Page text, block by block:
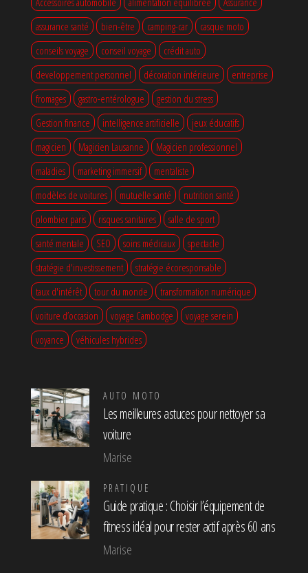
assurance santé
bien-être camping-car
casque moto
conseils voyage
conseil voyage
crédit auto
developpement personnel
décoration intérieure
entreprise
fromages
gastro-entérologue
gestion du stress
Gestion finance
intelligence artificielle
jeux éducatifs
magicien
Magicien Lausanne
Magicien professionnel
maladies
marketing immersif
mentaliste
modèles de voitures
mutuelle santé
nutrition santé
plombier paris
risques sanitaires
salle de sport
santé mentale
SEO soins médicaux
spectacle
stratégie d'investissement
stratégie écoresponsable
taux d'intérêt
tour du monde
transformation numérique
voiture d’occasion
voyage Cambodge
voyage serein
voyance
véhicules hybrides
AUTO MOTO
Les meilleures astuces pour nettoyer sa
voiture
Marise
PRATIQUE
Guide pratique : Choisir l’équipement de
fitness idéal pour rester actif après 60 ans
Marise